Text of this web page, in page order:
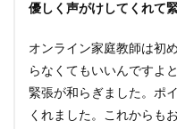
優しく声がけしてくれて
オンライン家庭教師は初
らなくてもいいんですよ
緊張が和らぎました。ポ
くれました。これからも